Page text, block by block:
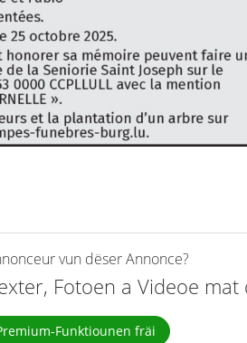
vun dëser Annonce?
Fotoen a Videoe
Funktiounen fräi